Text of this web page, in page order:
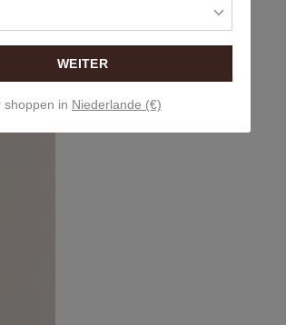
WEITER
shoppen in Niederlande (€)